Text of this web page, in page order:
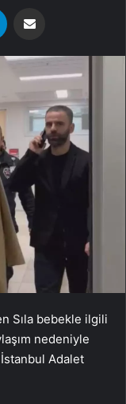
Sıla bebekle ilgili
nedeniyle
Adalet